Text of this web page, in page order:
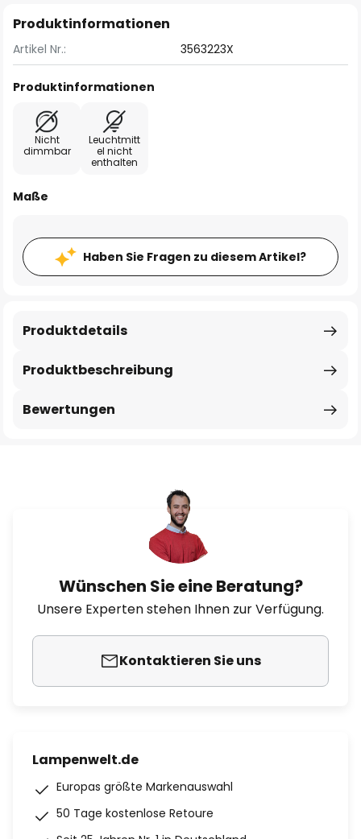
Produktinformationen
Artikel Nr.: 3563223X
Produktinformationen
Nicht
dimmbar
Leuchtmitt
el nicht
enthalten
Maße
Haben Sie Fragen zu diesem Artikel?
Produktbeschreibung
Produktdetails
Bewertungen
Wünschen Sie eine Beratung?
Unsere Experten stehen Ihnen zur Verfügung.
Kontaktieren Sie uns
Lampenwelt.de
Europas größte Markenauswahl
50 Tage kostenlose Retoure